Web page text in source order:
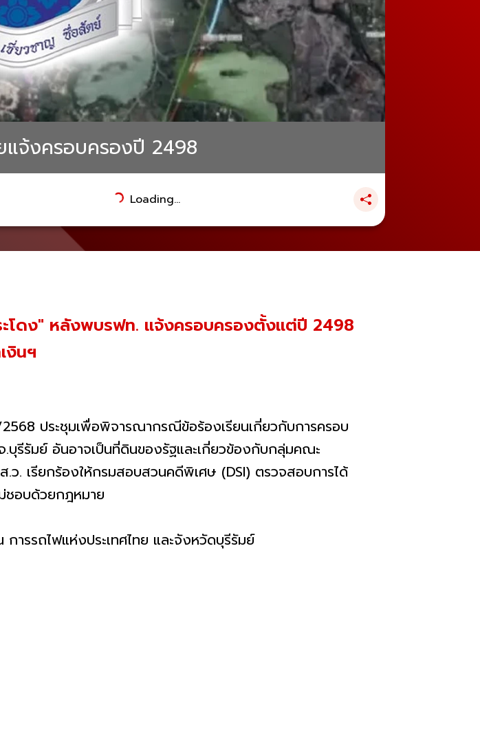
แจ้งครอบครองปี 2498
Loading...
โดง" หลังพบรฟท. แจ้งครอบครองตั้งแต่ปี 2498
งินฯ
ประชุมเพื่อพิจารณากรณีข้อร้องเรียนเกี่ยวกับการครอบ
.บุรีรัมย์ อันอาจเป็นที่ดินของรัฐและเกี่ยวข้องกับกลุ่มคณะ
. เรียกร้องให้กรมสอบสวนคดีพิเศษ (DSI) ตรวจสอบการได้
ชอบด้วยกฎหมาย
รรถไฟแห่งประเทศไทย และจังหวัดบุรีรัมย์